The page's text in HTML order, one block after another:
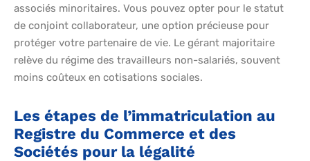
associés minoritaires. Vous pouvez opter pour le statut
de conjoint collaborateur, une option précieuse pour
protéger votre partenaire de vie. Le gérant majoritaire
relève du régime des travailleurs non-salariés, souvent
moins coûteux en cotisations sociales.
Les étapes de l’immatriculation au
Registre du Commerce et des
Sociétés pour la légalité